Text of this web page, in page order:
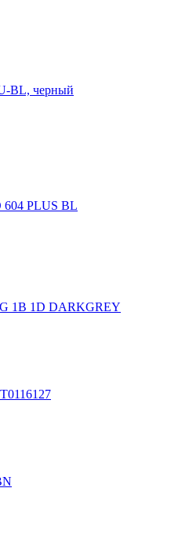
BL, черный
604 PLUS BL
1B 1D DARKGREY